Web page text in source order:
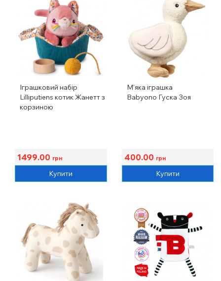
Іграшковий набір
Lilliputiens котик Жанетт з
корзиною
1499.00 грн
Купити
М'яка іграшка
Babyono Гуска Зоя
400.00 грн
Купити